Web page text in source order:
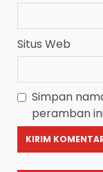
Situs Web
Simpan
peramban